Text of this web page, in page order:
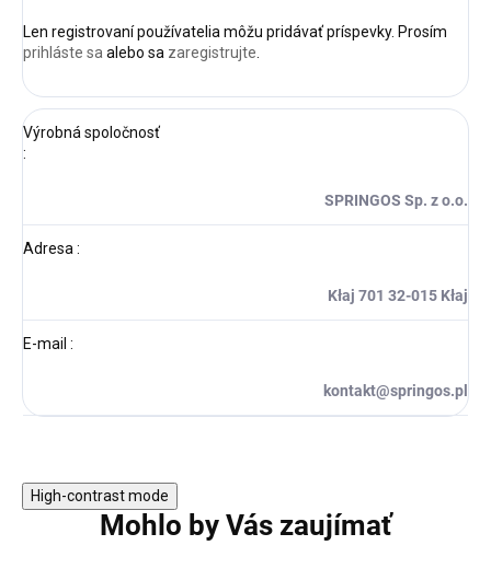
Len registrovaní používatelia môžu pridávať príspevky. Prosím
prihláste sa alebo sa zaregistrujte
Výrobná spoločnosť
:
SPRINGOS Sp. z o.o.
Adresa :
Kłaj 701 32-015 Kłaj
E-mail :
kontakt@springos.pl
High-contrast mode
Mohlo by Vás zaujímať